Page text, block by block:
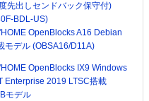
先出しセンドバック保守付)
BDL-US)
OpenBlocks A16 Debian
モデル (OBSA16/D11A)
OpenBlocks IX9 Windows
Enterprise 2019 LTSC搭載
モデル